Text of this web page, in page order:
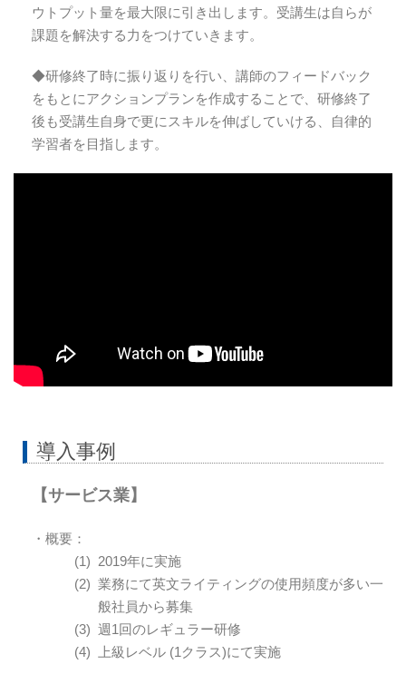
ウトプット量を最大限に引き出します。受講生は自らが
課題を解決する力をつけていきます。
◆研修終了時に振り返りを行い、講師のフィードバック
をもとにアクションプランを作成することで、研修終了
後も受講生自身で更にスキルを伸ばしていける、自律的
学習者を目指します。
導入事例
【サービス業】
・概要：
2019年に実施
業務にて英文ライティングの使用頻度が多い一
般社員から募集
週1回のレギュラー研修
上級レベル (1クラス)にて実施